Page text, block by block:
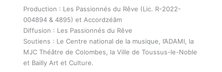
Production : Les Passionnés du Rêve (Lic. R-2022-
004894 & 4895) et Accordzéâm
Diffusion : Les Passionnés du Rêve
Soutiens : Le Centre national de la musique, l’ADAMI, la
MJC Théâtre de Colombes, la Ville de Toussus-le-Noble
et Bailly Art et Culture.